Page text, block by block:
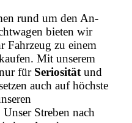
rund um den An-
bieten wir
zu einem
Mit unserem
für Seriosität und
auch auf höchste
Streben nach